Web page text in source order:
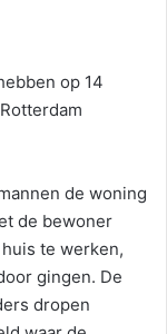
op 14
de woning
de bewoner
te werken,
gingen. De
dropen